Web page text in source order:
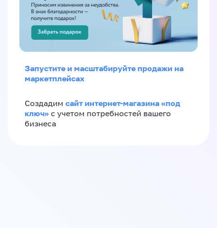
Запустите и масштабируйте продажи на
маркетплейсах
Создадим сайт интернет-магазина «под
ключ» с учетом потребностей вашего
бизнеса